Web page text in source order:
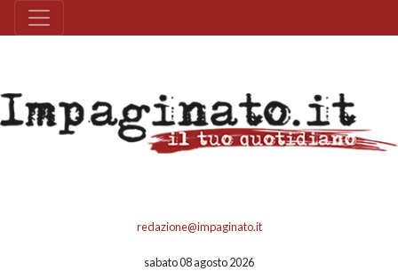
redazione@impaginato.it
sabato 08 agosto 2026